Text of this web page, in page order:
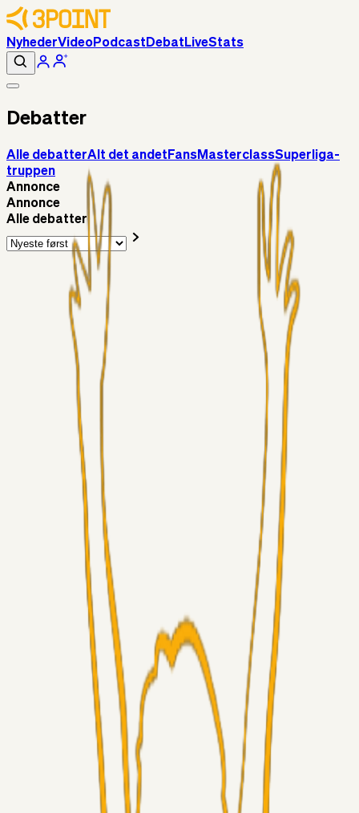
NyhederVideoPodcast Debat LiveStats
Debatter
Alle debatterAlt det andet FansMasterclassSuperliga-
truppen
Annonce
Annonce
Alle debatter
Chrisdinho88 06. aug. 2026
Horsens - Brøndby billet
Alt det andet
Chrisdinho88
05. aug. 2026
Bange anelser
GulBlaaPuls
Kommer Jobbe hjem?
Masterclass
05. aug. 2026
Brøndby-TV og u-19
Alt det andet
04. aug. 2026
5. Forudsigelser op til Horsens kampen.
RasmusStephansen
Nørgaards Lever Hug, Skaktræk Mod En Utålmodig
RasmusStephansen
04. aug. 2026
Har GFH løsnet grebet...?
Superliga-truppen
04. aug. 2026
Medie: Tahirovic til Celtic for samlet 6 mio Euro
Superliga-truppen
03. aug. 2026